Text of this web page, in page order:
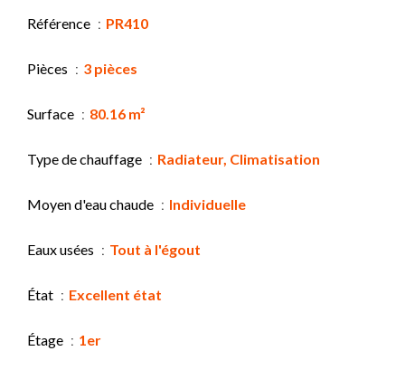
Référence PR410
Pièces 3 pièces
Surface 80.16 m²
Type de chauffage Radiateur, Climatisation
Moyen d'eau chaude Individuelle
Eaux usées Tout à l'égout
État Excellent état
Étage 1er